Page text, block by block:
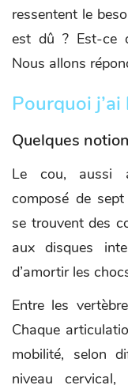
ressentent le
est dû ? Est-ce
Nous allons
Pourquoi
Quelques
Le cou, aussi
composé de
se trouvent des
aux disques
d’amortir les
Entre les
Chaque
mobilité, selon
niveau